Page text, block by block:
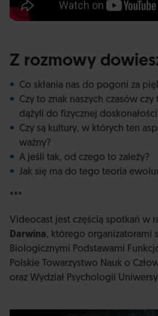
Z rozmowy
Co skłania nas do pogoni za
Czy to znak naszych czasów
dążyli do fizycznej
Czy są kultury, w których ten
ważny?
A jeśli tak, od czego to zależy?
Jak się ma do tego teoria
***
Videocast jest częścią spotkań w
Darwina, którego organizatorami
Biologicznymi Podstawami
Polskie Towarzystwo Nauk o
oraz Wydział Psychologii